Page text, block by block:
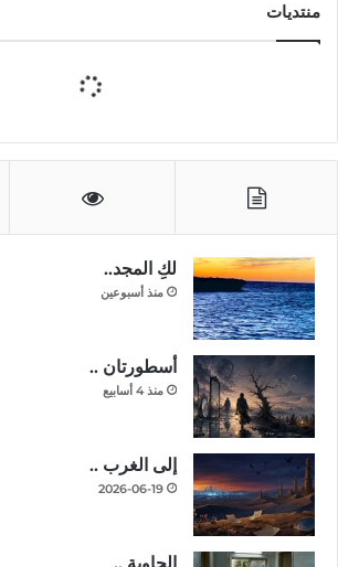
منتديات
لكِ المجد..
منذ أسبوعين
أسطورتان ..
منذ 4 أسابيع
إلى الغرب ..
2026-06-19